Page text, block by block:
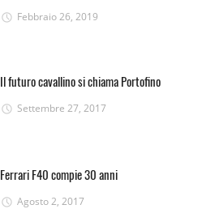
Febbraio 26, 2019
Il futuro cavallino si chiama Portofino
Settembre 27, 2017
Ferrari F40 compie 30 anni
Agosto 2, 2017